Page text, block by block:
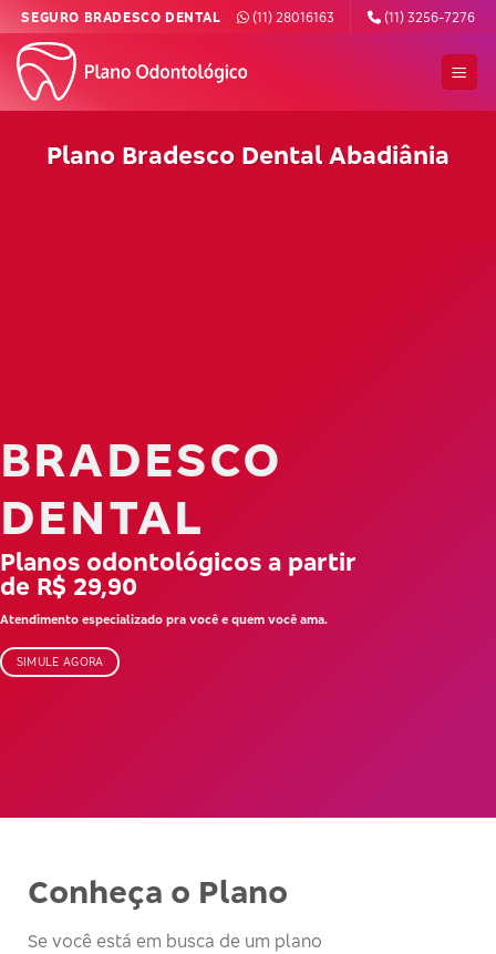
Skip
content
SEGURO BRADESCO DENTAL (11) 28016163 (11) 3256-7276
Plano Bradesco Dental Abadiânia
BRADESCO
DENTAL
Planos odontológicos a partir
de R$ 29,90
Atendimento especializado pra você e quem você ama.
SIMULE AGORA
Conheça o Plano
Se você está em busca de um plano